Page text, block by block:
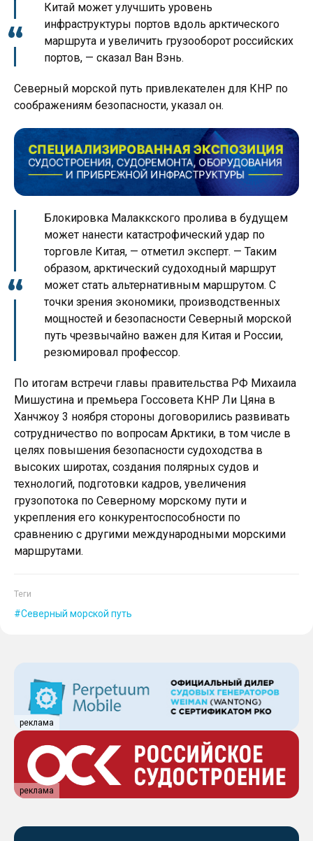
Китай может улучшить уровень
инфраструктуры портов вдоль арктического
маршрута и увеличить грузооборот российских
портов, — сказал Ван Вэнь.
Северный морской путь привлекателен для КНР по
соображениям безопасности, указал он.
Блокировка Малаккского пролива в будущем
может нанести катастрофический удар по
торговле Китая, — отметил эксперт. — Таким
образом, арктический судоходный маршрут
может стать альтернативным маршрутом. С
точки зрения экономики, производственных
мощностей и безопасности Северный морской
путь чрезвычайно важен для Китая и России,
резюмировал профессор.
По итогам встречи главы правительства РФ Михаила
Мишустина и премьера Госсовета КНР Ли Цяна в
Ханчжоу 3 ноября стороны договорились развивать
сотрудничество по вопросам Арктики, в том числе в
целях повышения безопасности судоходства в
высоких широтах, создания полярных судов и
технологий, подготовки кадров, увеличения
грузопотока по Северному морскому пути и
укрепления его конкурентоспособности по
сравнению с другими международными морскими
маршрутами.
Теги
Северный морской путь
реклама
реклама